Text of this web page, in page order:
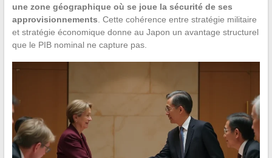
une zone géographique où se joue la sécurité de ses
approvisionnements. Cette cohérence entre stratégie militaire
et stratégie économique donne au Japon un avantage structurel
que le PIB nominal ne capture pas.